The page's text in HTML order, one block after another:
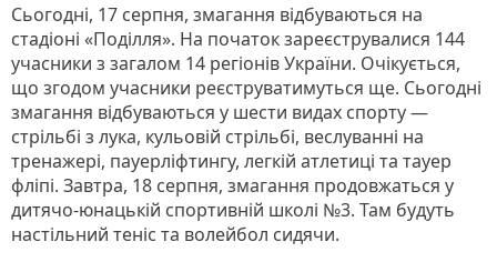
Сьогодні, 17 серпня, змагання відбуваються на
стадіоні «Поділля». На початок зареєструвалися 144
учасники з загалом 14 регіонів України. Очікується,
що згодом учасники реєструватимуться ще. Сьогодні
змагання відбуваються у шести видах спорту —
стрільбі з лука, кульовій стрільбі, веслуванні на
тренажері, пауерліфтингу, легкій атлетиці та тауер
фліпі. Завтра, 18 серпня, змагання продовжаться у
дитячо-юнацькій спортивній школі №3. Там будуть
настільний теніс та волейбол сидячи.